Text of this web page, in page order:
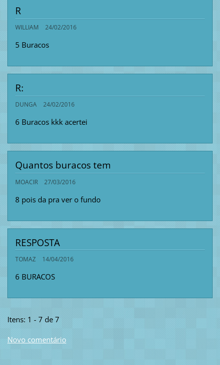
R
WILLIAM 24/02/2016
5 Buracos
R:
DUNGA 24/02/2016
6 Buracos kkk acertei
Quantos buracos tem
MOACIR 27/03/2016
8 pois da pra ver o fundo
RESPOSTA
TOMAZ 14/04/2016
6 BURACOS
Itens: 1 - 7 de 7
Novo comentário